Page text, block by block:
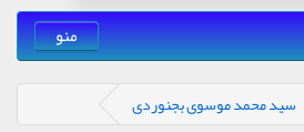
منو
سید محمد موسوی بجنوردی